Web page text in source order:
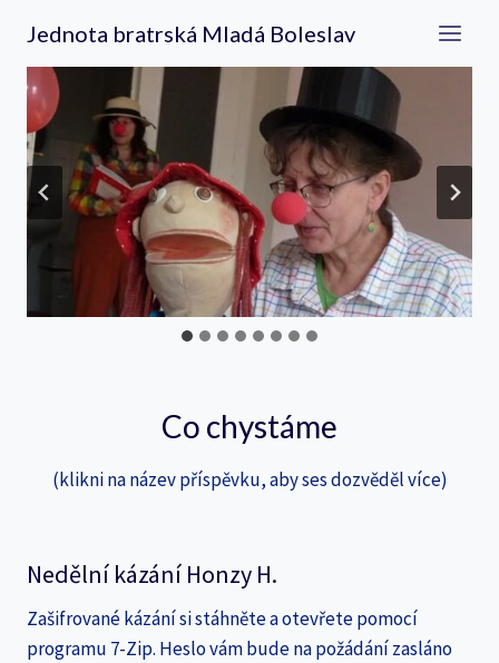
obsah
Jednota bratrská Mladá Boleslav
Co chystáme
(klikni na název příspěvku, aby ses dozvěděl více)
Nedělní kázání Honzy H.
Zašifrované kázání si stáhněte a otevřete pomocí
programu 7-Zip. Heslo vám bude na požádání zasláno